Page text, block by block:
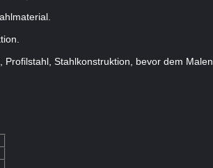
Stahlkonstruktion, bevor dem Malen.